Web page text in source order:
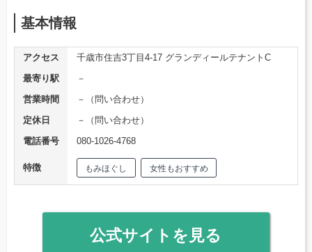
基本情報
アクセス
千歳市住吉3丁目4-17 グランディールテナントC
最寄り駅
－
営業時間
－（問い合わせ）
定休日
－（問い合わせ）
電話番号
080-1026‐4768
特徴 もみほぐし 女性もおすすめ
公式サイトを見る